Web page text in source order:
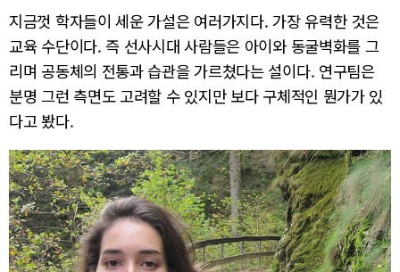
지금껏 학자들이 세운 가설은 여러가지다. 가장 유력한 것은
교육 수단이다. 즉 선사시대 사람들은 아이와 동굴벽화를 그
리며 공동체의 전통과 습관을 가르쳤다는 설이다. 연구팀은
분명 그런 측면도 고려할 수 있지만 보다 구체적인 뭔가가 있
다고 봤다.